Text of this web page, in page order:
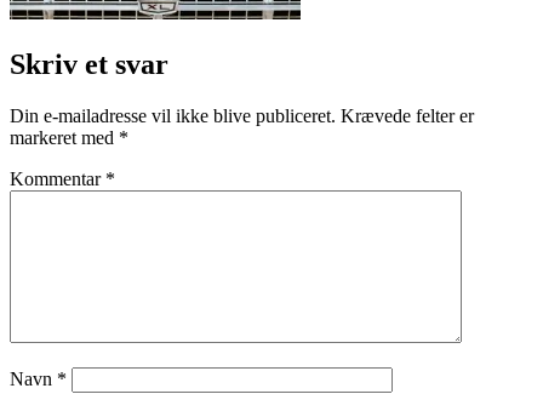
Skriv et svar
Din e-mailadresse vil ikke blive publiceret. Krævede felter er
markeret med *
Kommentar *
Navn *